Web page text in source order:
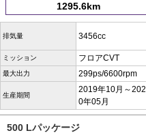
1295.6km
排気量 3456cc
ミッション フロアCVT
最大出力 299ps/6600rpm
生産期間
2019年10月～202
0年05月
500 Lパッケージ